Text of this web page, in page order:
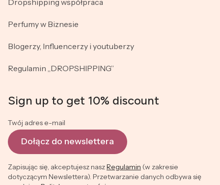
Perfumy w Biznesie
Blogerzy, Influencerzy i youtuberzy
Regulamin „DROPSHIPPING”
Sign up to get 10% discount
Twój adres e-mail
Dołącz do newslettera
Zapisując się, akceptujesz naszRegulamin (w zakresie
dotyczącym Newslettera). Przetwarzanie danych odbywa się